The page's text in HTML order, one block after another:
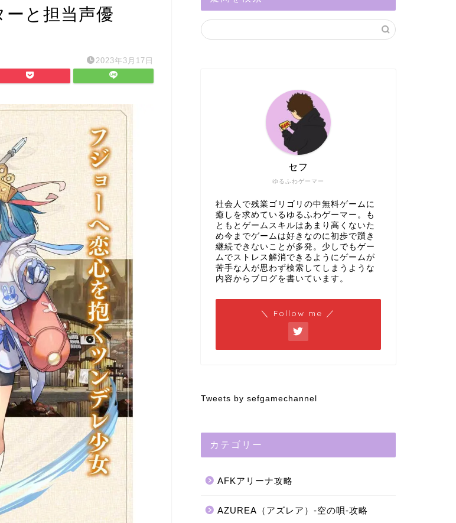
と担当声優
2023年3月17日
ゆるふわゲーマー
セフ
社会人で残業ゴリゴリの中無料ゲームに
癒しを求めているゆるふわゲーマー。も
ともとゲームスキルはあまり高くないた
め今までゲームは好きなのに初歩で躓き
継続できないことが多発。少しでもゲー
ムでストレス解消できるようにゲームが
苦手な人が思わず検索してしまうような
内容からブログを書いています。
＼ Follow me ／
Tweets by sefgamechannel
カテゴリー
AFKアリーナ攻略
AZUREA（アズレア）-空の唄-攻略